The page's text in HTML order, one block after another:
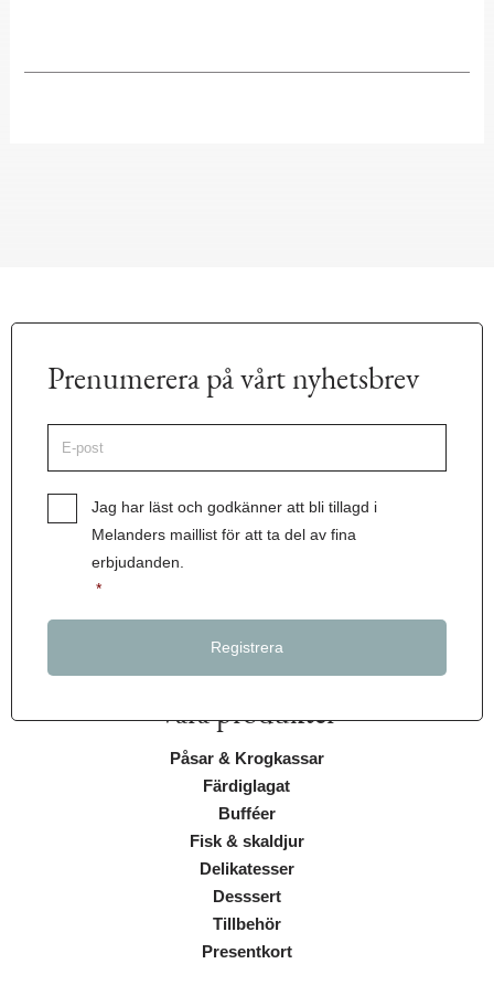
Prenumerera på vårt nyhetsbrev
post
Samtycke
Jag har läst och godkänner att bli tillagd i
Melanders maillist för att ta del av fina
erbjudanden.
*
Våra produkter
Påsar & Krogkassar
Färdiglagat
Bufféer
Fisk & skaldjur
Delikatesser
Desssert
Tillbehör
Presentkort